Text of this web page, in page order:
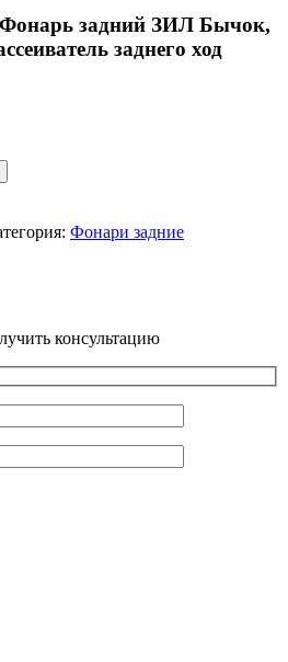
задний ЗИЛ Бычок,
заднего ход
Фонари задние
консультацию